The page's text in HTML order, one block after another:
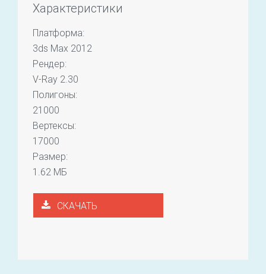
Характеристики
Платформа:
3ds Max 2012
Рендер:
V-Ray 2.30
Полигоны:
21000
Вертексы:
17000
Размер:
1.62 МБ
СКАЧАТЬ